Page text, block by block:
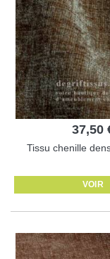
37,50
Tissu chenille
VOIR